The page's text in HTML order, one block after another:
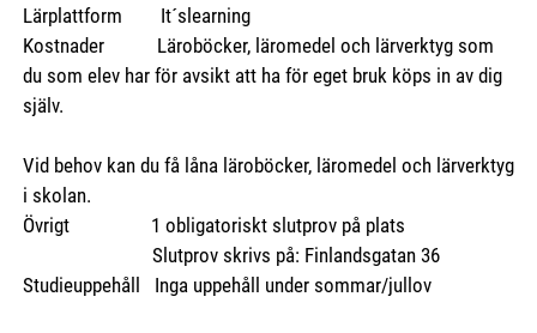
Lärplattform It´slearning
Kostnader Läroböcker, läromedel och lärverktyg som
du som elev har för avsikt att ha för eget bruk köps in av dig
själv.
Vid behov kan du få låna läroböcker, läromedel och lärverktyg
i skolan.
Övrigt 1 obligatoriskt slutprov på plats
Slutprov skrivs på: Finlandsgatan 36
Studieuppehåll Inga uppehåll under sommar/jullov